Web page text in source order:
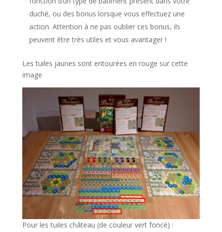
duché, ou des bonus lorsque vous effectuez une
action. Attention à ne pas oublier ces bonus, ils
peuvent être très utiles et vous avantager !
Les tuiles jaunes sont entourées en rouge sur cette
image
Pour les tuiles château (de couleur vert foncé) :